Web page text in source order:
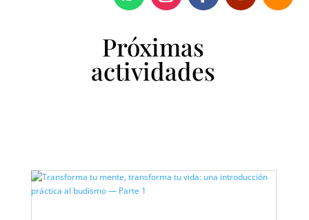
Próximas
actividades